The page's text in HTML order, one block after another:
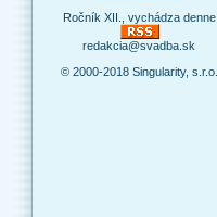
Ročník XII., vychádza denne
redakcia@svadba.sk
© 2000-2018 Singularity, s.r.o.